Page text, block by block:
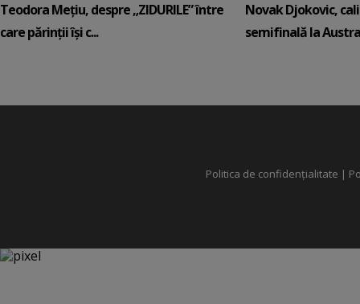
Teodora Mețiu, despre „ZIDURILE” între
care părinții își c...
Novak Djokovic,
semifinală la
Politica de confidențialitate |